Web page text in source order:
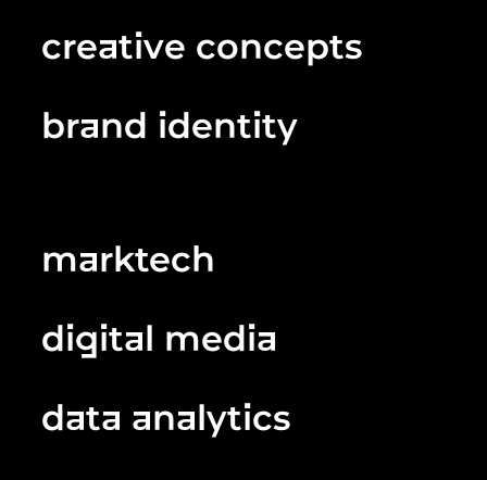
creative concepts
brand identity
marktech
digital media
data analytics